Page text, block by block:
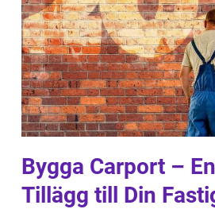
Bygga Carport –
Tillägg till Din